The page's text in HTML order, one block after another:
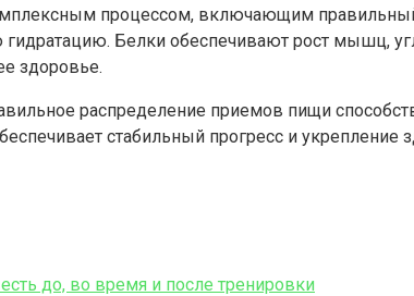
процессом, включающим правильный
Белки обеспечивают рост мышц,
здоровье.
распределение приемов пищи
стабильный прогресс и